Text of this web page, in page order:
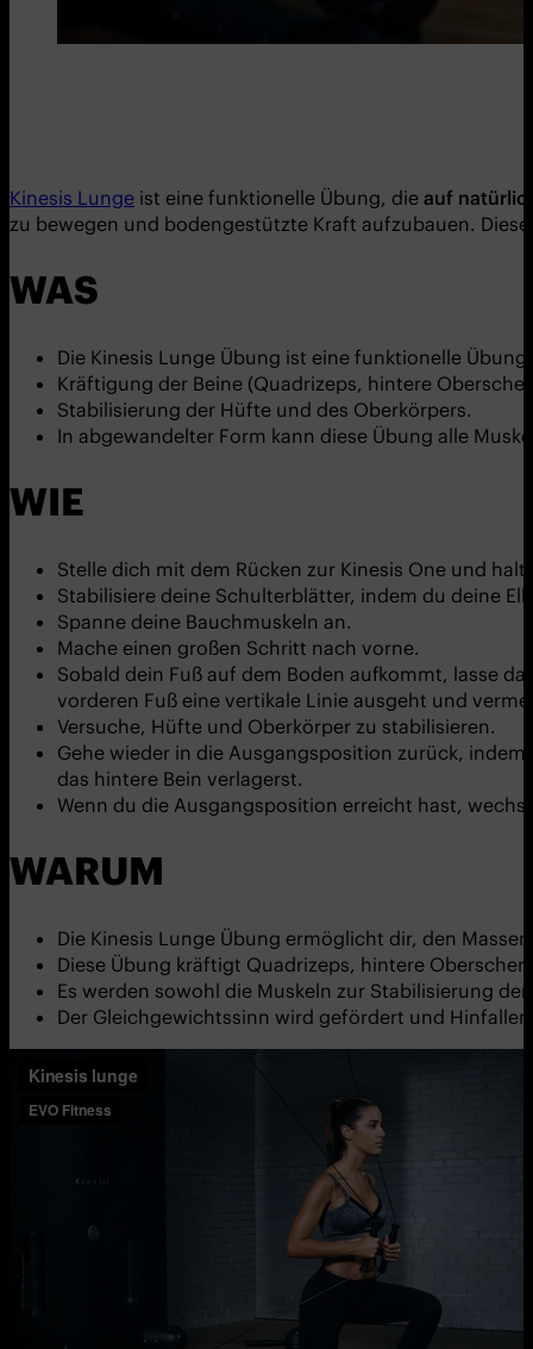
Kinesis Lunge ist eine funktionelle Übung, die auf
zu bewegen und bodengestützte Kraft aufzubauen.
WAS
Die Kinesis Lunge Übung ist eine funktionelle
Kräftigung der Beine (Quadrizeps, hintere
Stabilisierung der Hüfte und des Oberkörpers.
In abgewandelter Form kann diese Übung alle
WIE
Stelle dich mit dem Rücken zur Kinesis One und
Stabilisiere deine Schulterblätter, indem du deine
Spanne deine Bauchmuskeln an.
Mache einen großen Schritt nach vorne.
Sobald dein Fuß auf dem Boden aufkommt, lasse
vorderen Fuß eine vertikale Linie ausgeht und
Versuche, Hüfte und Oberkörper zu stabilisieren.
Gehe wieder in die Ausgangsposition zurück,
das hintere Bein verlagerst.
Wenn du die Ausgangsposition erreicht hast,
WARUM
Die Kinesis Lunge Übung ermöglicht dir, den
Diese Übung kräftigt Quadrizeps, hintere
Es werden sowohl die Muskeln zur Stabilisierung
Der Gleichgewichtssinn wird gefördert und